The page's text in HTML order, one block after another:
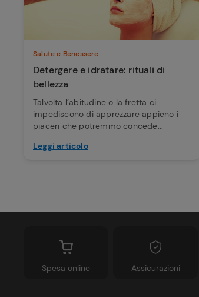
Salute e Benessere
Detergere e idratare: rituali di
bellezza
Talvolta l’abitudine o la fretta ci
impediscono di apprezzare appieno i
piaceri che potremmo concede...
Leggi articolo
Spesa online Assicurazioni